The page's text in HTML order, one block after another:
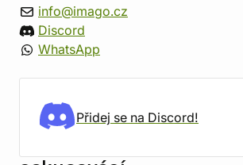
info@imago.cz
Discord
WhatsApp
Přidej se na Discord!